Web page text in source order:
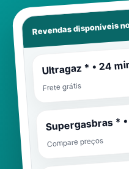
Revendas disponíveis
Ultragaz * • 24
Frete grátis
Supergasbras *
Compare preços